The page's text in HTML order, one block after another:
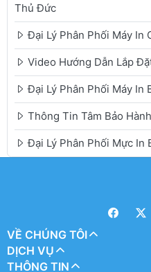
Thủ Đức
Đại Lý Phân Phối Máy In
Video Hướng Dẫn Lắp
Đại Lý Phân Phối Máy In
Thông Tin Tâm Bảo
Đại Lý Phân Phối Mực In
VỀ CHÚNG TÔI
DỊCH VỤ
THÔNG TIN